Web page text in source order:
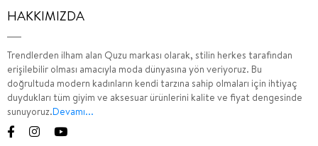
HAKKIMIZDA
Trendlerden ilham alan Quzu markası olarak, stilin herkes tarafından
erişilebilir olması amacıyla moda dünyasına yön veriyoruz. Bu
doğrultuda modern kadınların kendi tarzına sahip olmaları için ihtiyaç
duydukları tüm giyim ve aksesuar ürünlerini kalite ve fiyat dengesinde
sunuyoruz.Devamı...